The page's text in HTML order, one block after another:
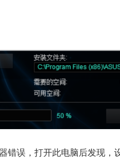
错误，打开此电脑后发现，